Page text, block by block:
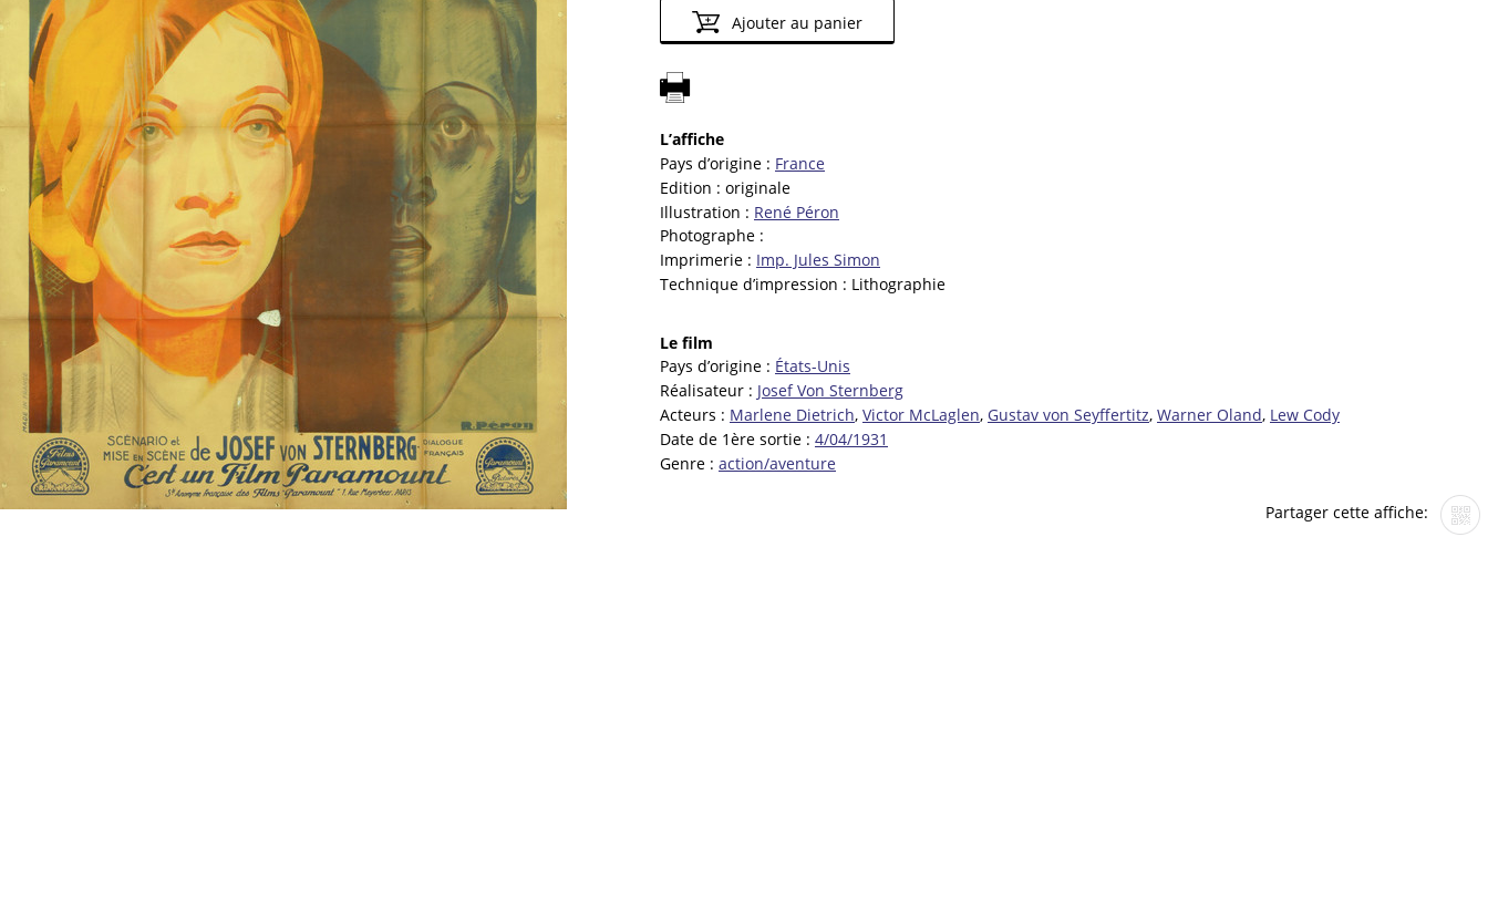
Ajouter au panier
L’affiche
Pays d’origine : France
Edition : originale
Illustration : René Péron
Photographe :
Imprimerie : Imp. Jules Simon
Technique d’impression : Lithographie
Le film
Pays d’origine : États-Unis
Réalisateur : Josef Von Sternberg
Acteurs : Marlene Dietrich, Victor McLaglen, Gustav von Seyffertitz, Warner Oland, Lew Cody
Date de 1ère sortie : 4/04/1931
Genre : action/aventure
Partager cette affiche: